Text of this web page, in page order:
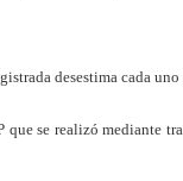
desestima cada uno
se realizó mediante